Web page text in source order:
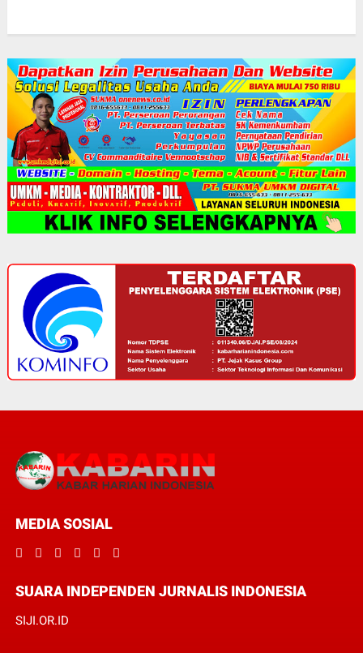
MEDIA SOSIAL
SUARA INDEPENDEN JURNALIS INDONESIA
SIJI.OR.ID